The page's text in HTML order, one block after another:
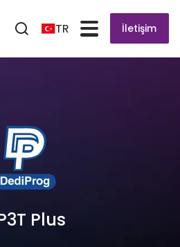
TR İletişim
Plus